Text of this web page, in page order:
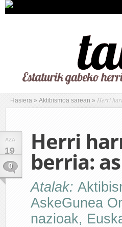
Hasiera » Aktibismoa sarean » Herri
AZA
19
0
Herri
berria:
Atalak:
AskeGunea
nazioak,